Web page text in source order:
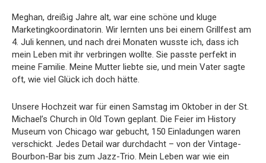
Meghan, dreißig Jahre alt, war eine schöne und kluge
Marketingkoordinatorin. Wir lernten uns bei einem Grillfest am
4. Juli kennen, und nach drei Monaten wusste ich, dass ich
mein Leben mit ihr verbringen wollte. Sie passte perfekt in
meine Familie. Meine Mutter liebte sie, und mein Vater sagte
oft, wie viel Glück ich doch hätte.
Unsere Hochzeit war für einen Samstag im Oktober in der St.
Michael’s Church in Old Town geplant. Die Feier im History
Museum von Chicago war gebucht, 150 Einladungen waren
verschickt. Jedes Detail war durchdacht – von der Vintage-
Bourbon-Bar bis zum Jazz-Trio. Mein Leben war wie ein